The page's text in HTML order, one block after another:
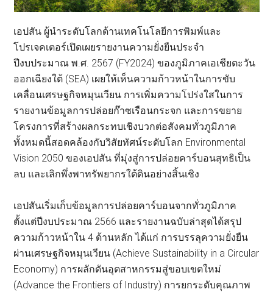
เอปสัน ผู้นำระดับโลกด้านเทคโนโลยีการพิมพ์และ
โปรเจคเตอร์เปิดเผยรายงานความยั่งยืนประจำ
ปีงบประมาณ พ.ศ. 2567 (FY2024) ของภูมิภาคเอเชียตะวัน
ออกเฉียงใต้ (SEA) เผยให้เห็นความก้าวหน้าในการขับ
เคลื่อนเศรษฐกิจหมุนเวียน การเพิ่มความโปร่งใสในการ
รายงานข้อมูลการปล่อยก๊าซเรือนกระจก และการขยาย
โครงการที่สร้างผลกระทบเชิงบวกต่อสังคมทั่วภูมิภาค
ทั้งหมดนี้สอดคล้องกับวิสัยทัศน์ระดับโลก Environmental
Vision 2050 ของเอปสัน ที่มุ่งสู่การปล่อยคาร์บอนสุทธิเป็น
ลบ และเลิกพึ่งพาทรัพยากรใต้ดินอย่างสิ้นเชิง
เอปสันเริ่มเก็บข้อมูลการปล่อยคาร์บอนจากทั่วภูมิภาค
ตั้งแต่ปีงบประมาณ 2566 และรายงานฉบับล่าสุดได้สรุป
ความก้าวหน้าใน 4 ด้านหลัก ได้แก่ การบรรลุความยั่งยืน
ผ่านเศรษฐกิจหมุนเวียน (Achieve Sustainability in a Circular
Economy) การผลักดันอุตสาหกรรมสู่ขอบเขตใหม่
(Advance the Frontiers of Industry) การยกระดับคุณภาพ